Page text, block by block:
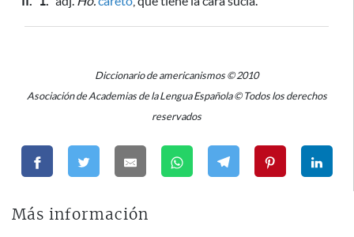
Diccionario de americanismos © 2010
Asociación de Academias de la Lengua Española © Todos los derechos
reservados
Más información